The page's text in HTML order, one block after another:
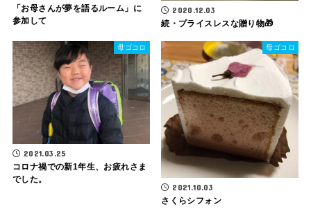
「お母さんが夢を語るルーム」に
参加して
2020.12.03
続・プライスレスな贈り物🎁
母ゴコロ
2021.03.25
コロナ禍での新1年生、お疲れさま
でした。
母ゴコロ
2021.10.03
さくらシフォン